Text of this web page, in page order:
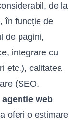
de la
în funcție de
de pagini,
integrare cu
etc.), calitatea
(SEO,
agentie web
oferi o estimare